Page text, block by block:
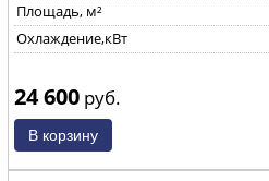
Площадь, м²
Охлаждение,кВт
24 600 руб.